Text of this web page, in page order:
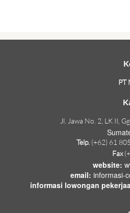
PT
Jl. Jawa No. 2, LK II,
Telp. (+62) 61
Fax
website:
email: informasi-
informasi lowongan